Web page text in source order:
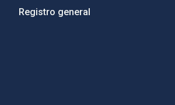
Registro general